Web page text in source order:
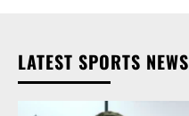
LATEST SPORTS NEWS